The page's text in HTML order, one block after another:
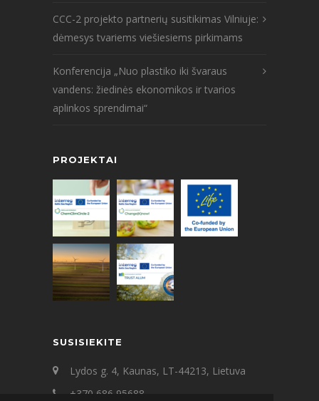
CCC-2 projekto partnerių susitikimas Vilniuje:
dėmesys tvariems viešiesiems pirkimams
Konferencija „Nuo plastiko iki švaraus
vandens: žiedinės ekonomikos ir tvarios
aplinkos sprendimai“
PROJEKTAI
SUSISIEKITE
Lydos g. 4, Kaunas, LT-44213, Lietuva
+370 686 95688